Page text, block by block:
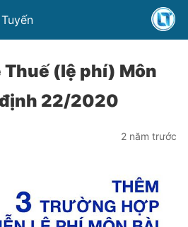
Thuế (lệ phí) Môn
22/2020
2 năm trước